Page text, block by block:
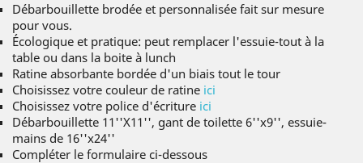
Débarbouillette brodée et personnalisée fait sur mesure
pour vous.
Écologique et pratique: peut remplacer l'essuie-tout à la
table ou dans la boite à lunch
Ratine absorbante bordée d'un biais tout le tour
Choisissez votre couleur de ratine ici
Choisissez votre police d'écriture ici
Débarbouillette 11''X11'', gant de toilette 6''x9'', essuie-
mains de 16''x24''
Compléter le formulaire ci-dessous